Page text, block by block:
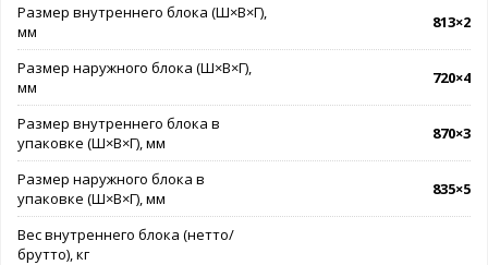
Размер внутреннего блока (Ш×В×Г),
мм
Размер наружного блока (Ш×В×Г),
мм
Размер внутреннего блока в
упаковке (Ш×В×Г), мм
Размер наружного блока в
упаковке (Ш×В×Г), мм
Вес внутреннего блока (нетто/
брутто), кг